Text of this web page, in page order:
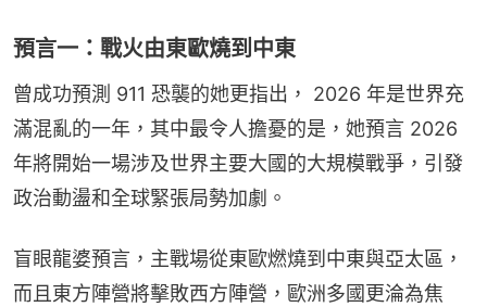
預言一：戰火由東歐燒到中東
曾成功預測 911 恐襲的她更指出， 2026 年是世界充
滿混亂的一年，其中最令人擔憂的是，她預言 2026
年將開始一場涉及世界主要大國的大規模戰爭，引發
政治動盪和全球緊張局勢加劇。
盲眼龍婆預言，主戰場從東歐燃燒到中東與亞太區，
而且東方陣營將擊敗西方陣營，歐洲多國更淪為焦